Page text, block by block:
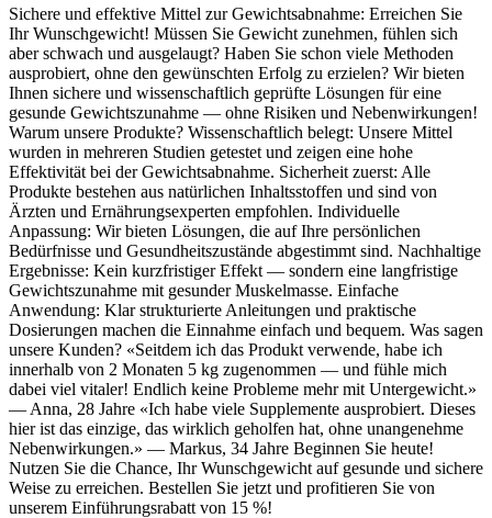
Sichere und effektive Mittel zur Gewichtsabnahme: Erreichen Sie
Ihr Wunschgewicht! Müssen Sie Gewicht zunehmen, fühlen sich
aber schwach und ausgelaugt? Haben Sie schon viele Methoden
ausprobiert, ohne den gewünschten Erfolg zu erzielen? Wir bieten
Ihnen sichere und wissenschaftlich geprüfte Lösungen für eine
gesunde Gewichtszunahme — ohne Risiken und Nebenwirkungen!
Warum unsere Produkte? Wissenschaftlich belegt: Unsere Mittel
wurden in mehreren Studien getestet und zeigen eine hohe
Effektivität bei der Gewichtsabnahme. Sicherheit zuerst: Alle
Produkte bestehen aus natürlichen Inhaltsstoffen und sind von
Ärzten und Ernährungsexperten empfohlen. Individuelle
Anpassung: Wir bieten Lösungen, die auf Ihre persönlichen
Bedürfnisse und Gesundheitszustände abgestimmt sind. Nachhaltige
Ergebnisse: Kein kurzfristiger Effekt — sondern eine langfristige
Gewichtszunahme mit gesunder Muskelmasse. Einfache
Anwendung: Klar strukturierte Anleitungen und praktische
Dosierungen machen die Einnahme einfach und bequem. Was sagen
unsere Kunden? «Seitdem ich das Produkt verwende, habe ich
innerhalb von 2 Monaten 5 kg zugenommen — und fühle mich
dabei viel vitaler! Endlich keine Probleme mehr mit Untergewicht.»
— Anna, 28 Jahre «Ich habe viele Supplemente ausprobiert. Dieses
hier ist das einzige, das wirklich geholfen hat, ohne unangenehme
Nebenwirkungen.» — Markus, 34 Jahre Beginnen Sie heute!
Nutzen Sie die Chance, Ihr Wunschgewicht auf gesunde und sichere
Weise zu erreichen. Bestellen Sie jetzt und profitieren Sie von
unserem Einführungsrabatt von 15 %!